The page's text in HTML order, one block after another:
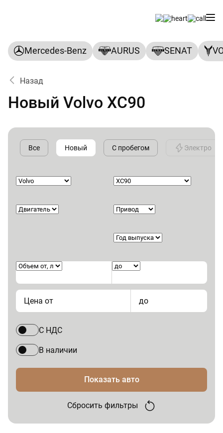
Mercedes-Benz AURUS SENAT
Назад
Новый Volvo XC90
Все Новый С пробегом Электро
Цена от до
С НДС
В наличии
Показать авто
Сбросить фильтры